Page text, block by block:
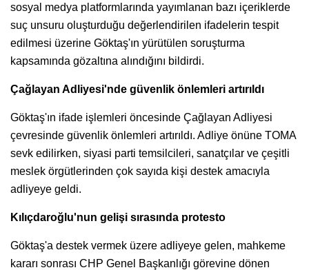
sosyal medya platformlarında yayımlanan bazı içeriklerde
suç unsuru oluşturduğu değerlendirilen ifadelerin tespit
edilmesi üzerine Göktaş'ın yürütülen soruşturma
kapsamında gözaltına alındığını bildirdi.
Çağlayan Adliyesi'nde güvenlik önlemleri artırıldı
Göktaş'ın ifade işlemleri öncesinde Çağlayan Adliyesi
çevresinde güvenlik önlemleri artırıldı. Adliye önüne TOMA
sevk edilirken, siyasi parti temsilcileri, sanatçılar ve çeşitli
meslek örgütlerinden çok sayıda kişi destek amacıyla
adliyeye geldi.
Kılıçdaroğlu'nun gelişi sırasında protesto
Göktaş'a destek vermek üzere adliyeye gelen, mahkeme
kararı sonrası CHP Genel Başkanlığı görevine dönen